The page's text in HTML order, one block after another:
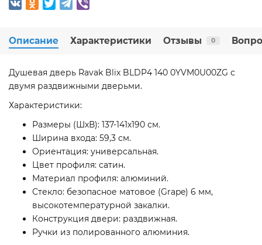
Описание Характеристики Отзывы 0
Душевая дверь Ravak Blix BLDP4 140 0YVM0U00ZG с
двумя раздвижными дверьми.
Характеристики:
Размеры (ШхВ): 137-141х190 см.
Ширина входа: 59,3 см.
Ориентация: универсальная.
Цвет профиля: сатин.
Материал профиля: алюминий.
Стекло: безопасное матовое (Grape) 6 мм,
высокотемпературной закалки.
Конструкция двери: раздвижная.
Ручки из полированного алюминия.